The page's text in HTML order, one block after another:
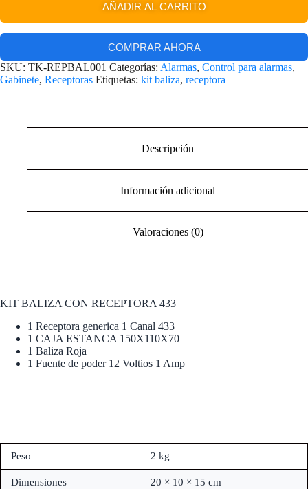
AÑADIR AL CARRITO
COMPRAR AHORA
SKU: TK-REPBAL001 Categorías: Alarmas, Control para alarmas,
Gabinete, Receptoras Etiquetas: kit baliza, receptora
Descripción
Información adicional
Valoraciones (0)
KIT BALIZA CON RECEPTORA 433
1 Receptora generica 1 Canal 433
1 CAJA ESTANCA 150X110X70
1 Baliza Roja
1 Fuente de poder 12 Voltios 1 Amp
Peso 2 kg
Dimensiones 20 × 10 × 15 cm